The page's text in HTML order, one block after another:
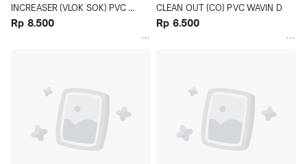
INCREASER (VLOK SOK) PVC
WAVIN D
Rp 8.500
CLEAN OUT (CO) PVC WAVIN D
Rp 6.500